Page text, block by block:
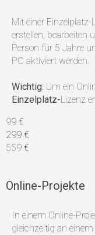
Mit einer
erstellen, bearbeiten
Person für 5 Jahre
PC aktiviert werden.
Wichtig: Um ein
Einzelplatz-Lizenz
99 €
299 €
559 €
Online-Projekte
In einem Online-
gleichzeitig an